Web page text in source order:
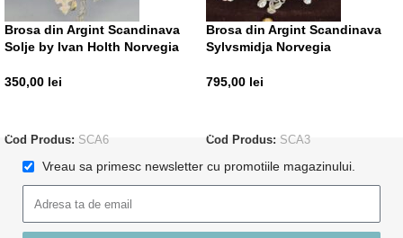
Brosa din Argint Scandinava
Solje by Ivan Holth Norvegia
350,00 lei
Cod Produs: SCA6
Brosa din Argint Scandinava
Sylvsmidja Norvegia
795,00 lei
Cod Produs: SCA3
Vreau sa primesc newsletter cu promotiile magazinului.